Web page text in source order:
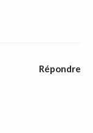
Répondre